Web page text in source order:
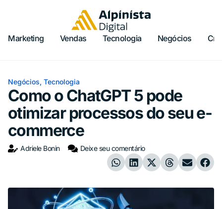
Marketing Vendas Tecnologia Negócios
Negócios, Tecnologia
Como o ChatGPT 5 pode
otimizar processos do seu e-
commerce
Adriele Bonin Deixe seu comentário